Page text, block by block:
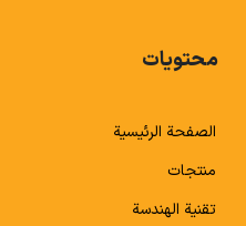
محتويات
الصفحة الرئيسية
منتجات
تقنية الهندسة